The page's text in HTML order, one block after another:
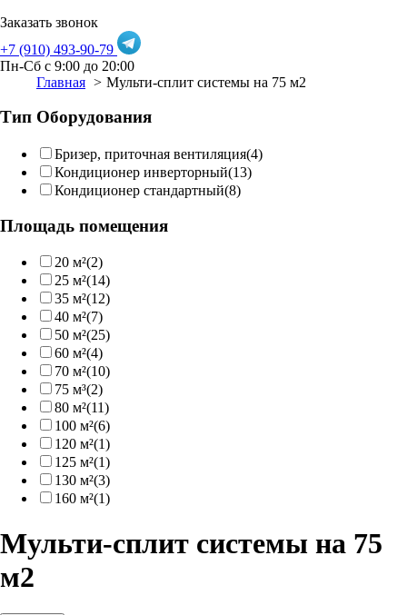
Заказать звонок
+7 (910) 493-90-79
Пн-Сб с 9:00 до 20:00
Главная
Мульти-сплит системы на 75 м2
Тип Оборудования
Бризер, приточная вентиляция(4)
Кондиционер инверторный(13)
Кондиционер стандартный(8)
Площадь помещения
20 м²(2)
25 м²(14)
35 м²(12)
40 м²(7)
50 м²(25)
60 м²(4)
70 м²(10)
75 м³(2)
80 м²(11)
100 м²(6)
120 м²(1)
125 м²(1)
130 м²(3)
160 м²(1)
Мульти-сплит системы на 75
м2